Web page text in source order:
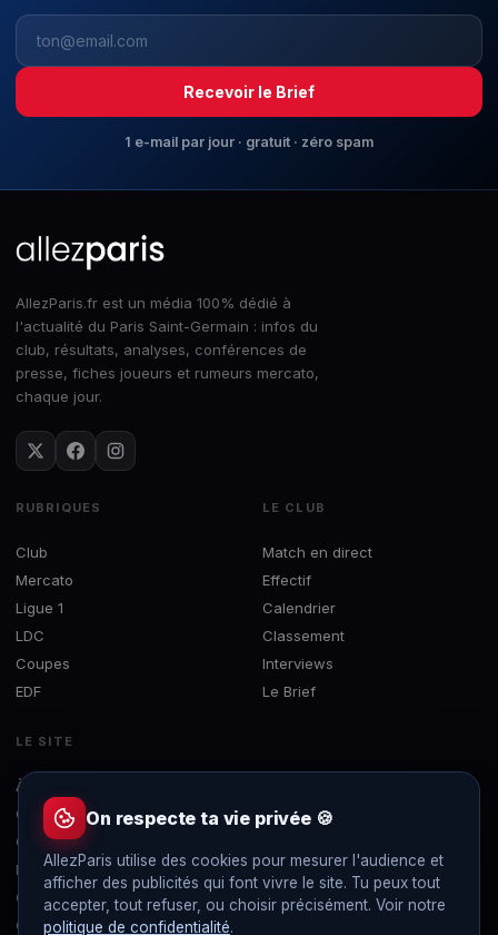
Recevoir le Brief
1 e-mail par jour · gratuit · zéro spam
AllezParis.fr est un média 100% dédié à
l'actualité du Paris Saint-Germain : infos du
club, résultats, analyses, conférences de
presse, fiches joueurs et rumeurs mercato,
chaque jour.
RUBRIQUES
Club
Mercato
Ligue 1
LDC
Coupes
EDF
LE CLUB
Match en direct
Effectif
Calendrier
Classement
Interviews
Le Brief
LE SITE
À propos
Concours
Contact
Mentions légales
Confidentialité
Gérer les cookies
On respecte ta vie privée 🍪
AllezParis utilise des cookies pour mesurer l'audience et
afficher des publicités qui font vivre le site. Tu peux tout
accepter, tout refuser, ou choisir précisément. Voir notre
politique de confidentialité.